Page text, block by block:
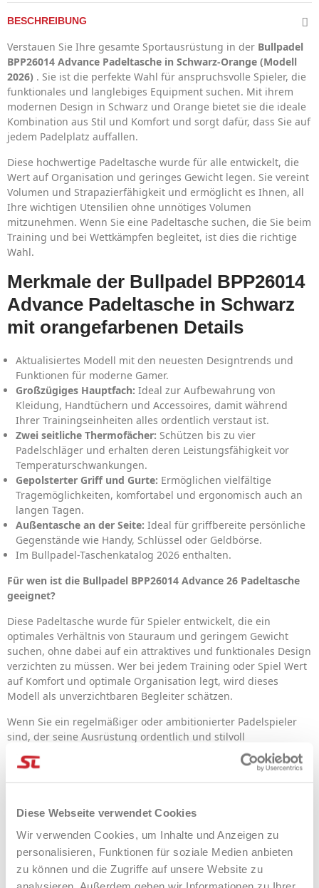
Diese Webseite verwendet Cookies
Wir verwenden Cookies, um Inhalte und Anzeigen zu
personalisieren, Funktionen für soziale Medien anbieten
zu können und die Zugriffe auf unsere Website zu
BESCHREIBUNG
Verstauen Sie Ihre gesamte Sportausrüstung in der Bullpadel
BPP26014 Advance Padeltasche in Schwarz-Orange (Modell
2026) . Sie ist die perfekte Wahl für anspruchsvolle Spieler, die
funktionales und langlebiges Equipment suchen. Mit ihrem
modernen Design in Schwarz und Orange bietet sie die ideale
Kombination aus Stil und Komfort und sorgt dafür, dass Sie auf
jedem Padelplatz auffallen.
Diese hochwertige Padeltasche wurde für alle entwickelt, die
Wert auf Organisation und geringes Gewicht legen. Sie vereint
Volumen und Strapazierfähigkeit und ermöglicht es Ihnen, all
Ihre wichtigen Utensilien ohne unnötiges Volumen
mitzunehmen. Wenn Sie eine Padeltasche suchen, die Sie beim
Training und bei Wettkämpfen begleitet, ist dies die richtige
Wahl.
Merkmale der Bullpadel BPP26014
Advance Padeltasche in Schwarz
mit orangefarbenen Details
Aktualisiertes Modell mit den neuesten Designtrends und
Funktionen für moderne Gamer.
Großzügiges Hauptfach: Ideal zur Aufbewahrung von
Kleidung, Handtüchern und Accessoires, damit während
Ihrer Trainingseinheiten alles ordentlich verstaut ist.
Zwei seitliche Thermofächer: Schützen bis zu vier
Padelschläger und erhalten deren Leistungsfähigkeit vor
Temperaturschwankungen.
Gepolsterter Griff und Gurte: Ermöglichen vielfältige
Tragemöglichkeiten, komfortabel und ergonomisch auch an
langen Tagen.
Außentasche an der Seite: Ideal für griffbereite persönliche
Gegenstände wie Handy, Schlüssel oder Geldbörse.
Im Bullpadel-Taschenkatalog 2026 enthalten.
Für wen ist die Bullpadel BPP26014 Advance 26 Padeltasche
geeignet?
Diese Padeltasche wurde für Spieler entwickelt, die ein
optimales Verhältnis von Stauraum und geringem Gewicht
suchen, ohne dabei auf ein attraktives und funktionales Design
verzichten zu müssen. Wer bei jedem Training oder Spiel Wert
auf Komfort und optimale Organisation legt, wird dieses
Modell als unverzichtbaren Begleiter schätzen.
Wenn Sie ein regelmäßiger oder ambitionierter Padelspieler
sind, der seine Ausrüstung ordentlich und stilvoll
transportieren muss, ist diese Bullpadel Advance Padeltasche
die praktische Lösung, die Sie benötigen, um Ihre Leistung auf
Warum wird Ihnen diese Padeltasche gefallen?
Einer der größten Vorteile ist das separate, belüftete Fach,
ideal zur Aufbewahrung von Schuhen oder feuchter Kleidung.
Dies sorgt für bessere Belüftung und Hygiene – unerlässlich
nach jeder intensiven Padel-Session.